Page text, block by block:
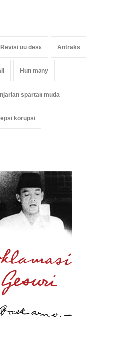
Revisi uu desa Antraks
Hun many
spartan muda
korupsi